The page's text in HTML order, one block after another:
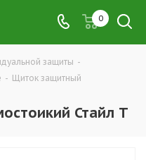
0
защиты -
- Щиток защитный
Стайл Т